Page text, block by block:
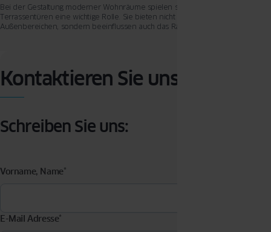
Bei der Gestaltung moderner Wohnräume spielen sowohl Balkon- als auch
Terrassentüren eine wichtige Rolle. Sie bieten nicht nur Zugang zu
Außenbereichen, sondern beeinflussen auch das Raumgefühl und die
Kontaktieren Sie uns
Schreiben Sie uns:
Vorname, Name*
E-Mail Adresse*